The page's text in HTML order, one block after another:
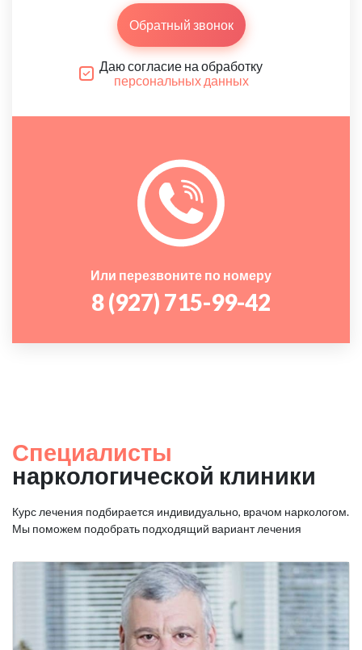
Обратный звонок
Даю согласие на обработку
персональных данных
Или перезвоните по номеру
8 (927) 715-99-42
Специалисты
наркологической клиники
Курс лечения подбирается индивидуально, врачом наркологом.
Мы поможем подобрать подходящий вариант лечения